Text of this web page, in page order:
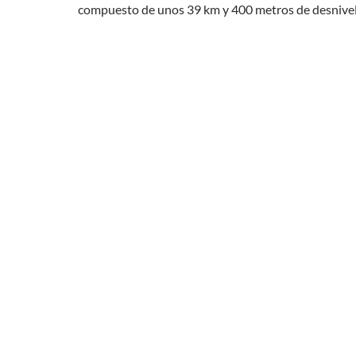
compuesto de unos 39 km y 400 metros de